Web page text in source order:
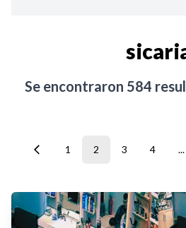
Se encontraron 584
1 2 3 4 ...